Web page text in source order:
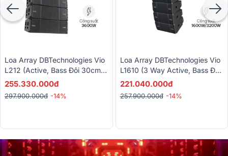
Loa Array DBTechnologies Vio
L212 (Active, Bass Đôi 30cm,
Từ Neo)
255.330.000đ
297.900.000đ -14%
Loa Array DBTechnologies Vio
L1610 (3 Way Active, Bass Đôi
25, 3200W, Từ Neo, Made In
221.040.000đ
257.900.000đ -14%